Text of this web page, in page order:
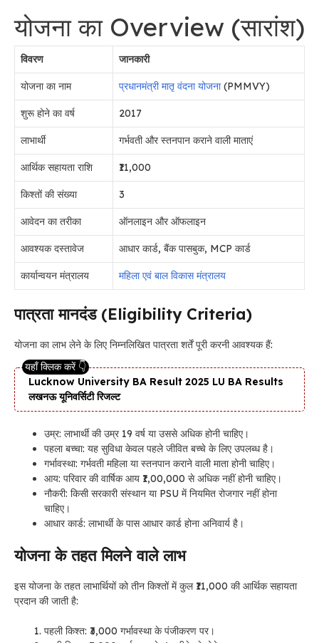
योजना का Overview (सारांश)
विवरण जानकारी
योजना का नाम प्रधानमंत्री मातृ वंदना योजना(PMMVY)
शुरू होने का वर्ष 2017
लाभार्थी गर्भवती और स्तनपान कराने वाली माताएं
आर्थिक सहायता राशि ₹11,000
किश्तों की संख्या 3
आवेदन का तरीका ऑनलाइन और ऑफलाइन
आवश्यक दस्तावेज आधार कार्ड, बैंक पासबुक, MCP कार्ड
कार्यान्वयन मंत्रालय महिला एवं बाल विकास मंत्रालय
पात्रता मानदंड (Eligibility Criteria)
योजना का लाभ लेने के लिए निम्नलिखित पात्रता शर्तें पूरी करनी आवश्यक हैं:
Lucknow University BA Result 2025 LU BA Results
लखनऊ यूनिवर्सिटी रिजल्ट
उम्र: लाभार्थी की उम्र 19 वर्ष या उससे अधिक होनी चाहिए।
पहला बच्चा: यह सुविधा केवल पहले जीवित बच्चे के लिए उपलब्ध है।
गर्भावस्था: गर्भवती महिला या स्तनपान कराने वाली माता होनी चाहिए।
आय: परिवार की वार्षिक आय ₹1,00,000 से अधिक नहीं होनी चाहिए।
नौकरी: किसी सरकारी संस्थान या PSU में नियमित रोजगार नहीं होना
चाहिए।
आधार कार्ड: लाभार्थी के पास आधार कार्ड होना अनिवार्य है।
योजना के तहत मिलने वाले लाभ
इस योजना के तहत लाभार्थियों को तीन किश्तों में कुल ₹11,000 की आर्थिक सहायता
प्रदान की जाती है:
पहली किश्त: ₹3,000 गर्भावस्था के पंजीकरण पर।